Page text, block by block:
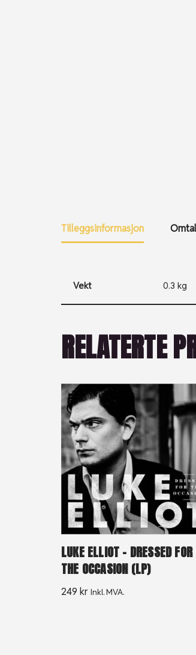
Tilleggsinformasjon
Vekt 0.3 kg
RELATERTE
LUKE ELLIOT – DRESSED FOR
THE OCCASION (LP)
249 kr Inkl. MVA.